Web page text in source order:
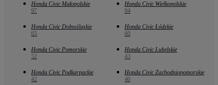
Honda Civic Małopolskie
97
Honda Civic Wielkopolskie
94
Honda Civic Dolnośląskie
65
Honda Civic Łódzkie
60
Honda Civic Pomorskie
52
Honda Civic Lubelskie
43
Honda Civic Podkarpackie
42
Honda Civic Zachodniopomorskie
40